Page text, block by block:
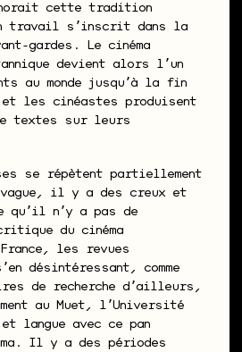
cette tradition
travail sʼinscrit dans la
gardes. Le cinéma
devient alors lʼun
au monde jusquʼà la fin
et les cinéastes produisent
textes sur leurs
se répètent partiellement
il y a des creux et
quʼil nʼy a pas de
du cinéma
les revues
désintéressant, comme
de recherche dʼailleurs,
au Muet, lʼUniversité
langue avec ce pan
Il y a des périodes